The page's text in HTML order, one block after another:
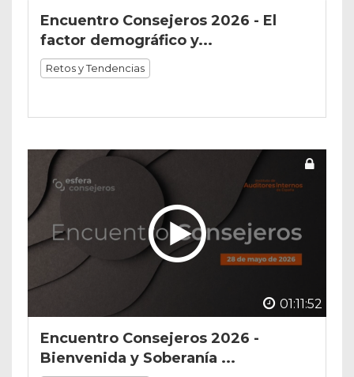
Encuentro Consejeros 2026 - El
factor demográfico y...
Retos y Tendencias
01:11:52
Encuentro Consejeros 2026 -
Bienvenida y Soberanía ...